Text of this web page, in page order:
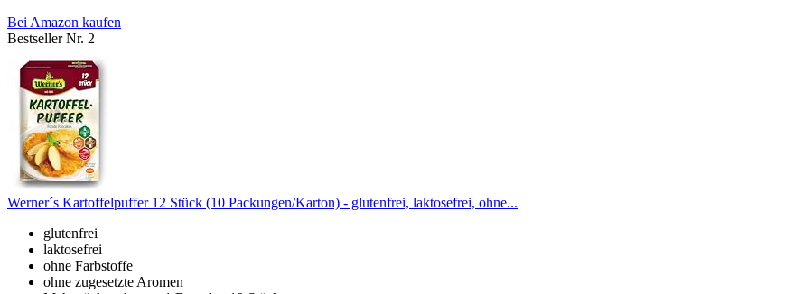
Bei Amazon kaufen
Bestseller Nr. 2
Werner´s Kartoffelpuffer 12 Stück (10 Packungen/Karton) - glutenfrei, laktosefrei, ohne...
glutenfrei
laktosefrei
ohne Farbstoffe
ohne zugesetzte Aromen